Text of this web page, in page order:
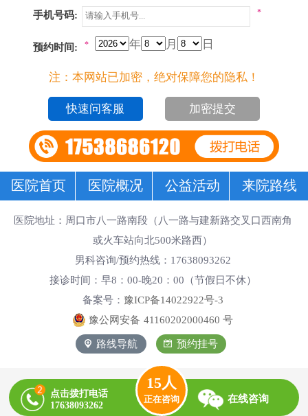
手机号码: *
预约时间: 年 月 日
*
注：本网站已加密，绝对保障您的隐私！
加密提交
医院首页 医院概况 公益活动 来院路线
医院地址：周口市八一路南段（八一路与建新路交叉口西南角
或火车站向北500米路西）
男科咨询/预约热线：17638093262
接诊时间：早8：00-晚20：00（节假日不休）
备案号： 豫ICP备14022922号-3
豫公网安备 41160202000460 号
路线导航 预约挂号
点击拨打电话
17638093262
在线咨询
14人
正在咨询